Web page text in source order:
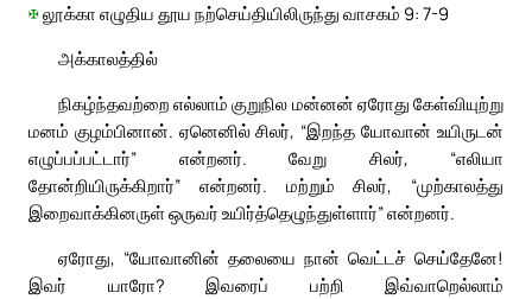
✠லூக்கா எழுதிய தூய நற்செய்தியிலிருந்து வாசகம் 9: 7-9
அக்காலத்தில்
நிகழ்ந்தவற்றை எல்லாம் குறுநில மன்னன் ஏரோது கேள்வியுற்று
மனம் குழம்பினான். ஏனெனில் சிலர், “இறந்த யோவான் உயிருடன்
எழுப்பப்பட்டார்” என்றனர். வேறு சிலர், “எலியா
தோன்றியிருக்கிறார்” என்றனர். மற்றும் சிலர், “முற்காலத்து
இறைவாக்கினருள் ஒருவர் உயிர்த்தெழுந்துள்ளார்” என்றனர்.
ஏரோது, “யோவானின் தலையை நான் வெட்டச் செய்தேனே!
இவர் யாரோ? இவரைப் பற்றி இவ்வாறெல்லாம்